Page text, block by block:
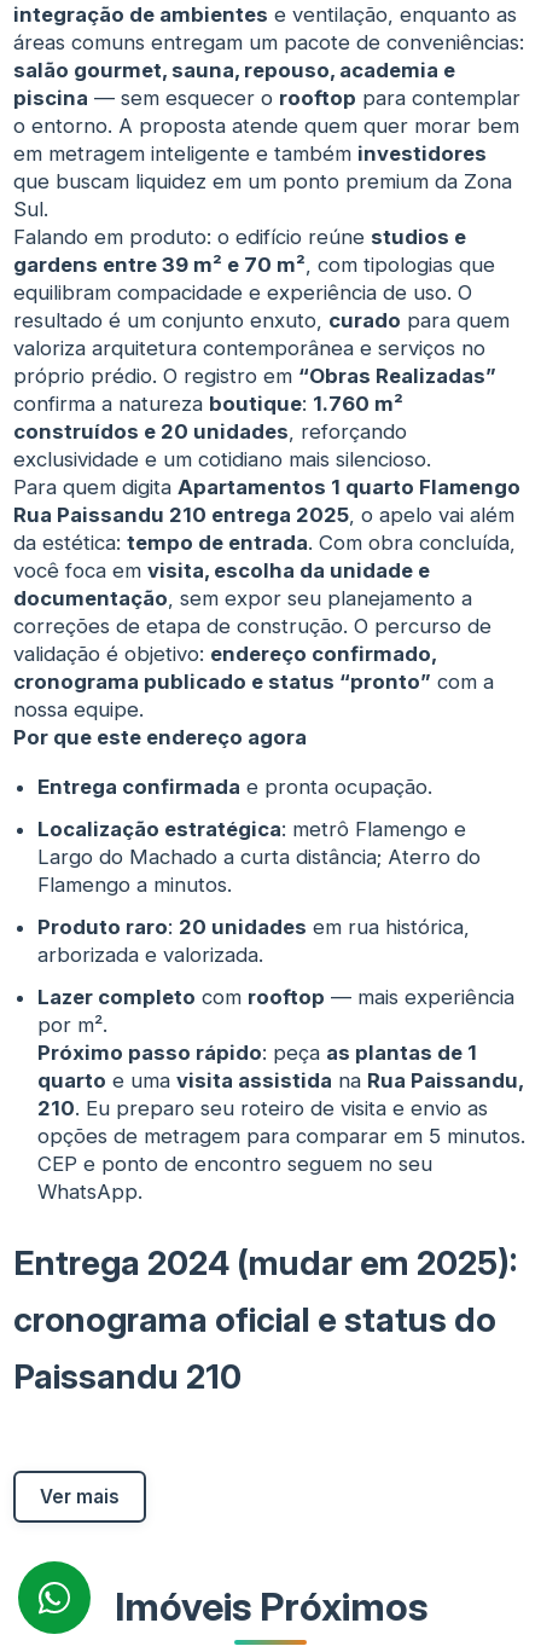
integração de ambientes e ventilação, enquanto as
áreas comuns entregam um pacote de conveniências:
salão gourmet, sauna, repouso, academia e
piscina — sem esquecer o rooftop para contemplar
o entorno. A proposta atende quem quer morar bem
em metragem inteligente e também investidores
que buscam liquidez em um ponto premium da Zona
Sul.
Falando em produto: o edifício reúne studios e
gardens entre 39 m² e 70 m² , com tipologias que
equilibram compacidade e experiência de uso. O
resultado é um conjunto enxuto, curado para quem
valoriza arquitetura contemporânea e serviços no
próprio prédio. O registro em “Obras Realizadas”
confirma a natureza boutique: 1.760 m²
construídos e 20 unidades , reforçando
exclusividade e um cotidiano mais silencioso.
Para quem digita Apartamentos 1 quarto Flamengo
Rua Paissandu 210 entrega 2025 , o apelo vai além
da estética:tempo de entrada. Com obra concluída,
você foca emvisita, escolha da unidade e
documentação , sem expor seu planejamento a
correções de etapa de construção. O percurso de
validação é objetivo: endereço confirmado,
cronograma publicado e status “pronto” com a
nossa equipe.
Por que este endereço agora
Entrega confirmada e pronta ocupação.
Localização estratégica: metrô Flamengo e
Largo do Machado a curta distância; Aterro do
Flamengo a minutos.
Produto raro: 20 unidades em rua histórica,
arborizada e valorizada.
Lazer completo com rooftop — mais experiência
por m².
Próximo passo rápido: peça as plantas de 1
quarto e umavisita assistida na Rua Paissandu,
210. Eu preparo seu roteiro de visita e envio as
opções de metragem para comparar em 5 minutos.
CEP e ponto de encontro seguem no seu
WhatsApp.
Entrega 2024 (mudar em 2025):
cronograma oficial e status do
Paissandu 210
Ver mais
Imóveis Próximos